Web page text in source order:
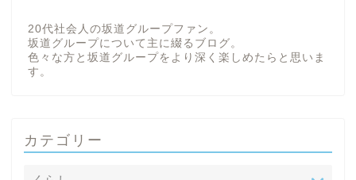
20代社会人の坂道グループファン。
坂道グループについて主に綴るブログ。
色々な方と坂道グループをより深く楽しめたらと思いま
す。
カテゴリー